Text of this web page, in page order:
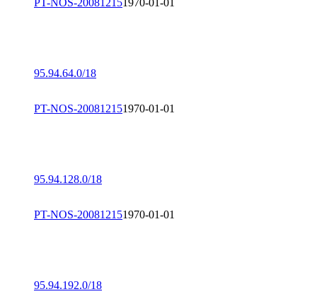
PT-NOS-200812151970-01-01
95.94.64.0/18
PT-NOS-200812151970-01-01
95.94.128.0/18
PT-NOS-200812151970-01-01
95.94.192.0/18